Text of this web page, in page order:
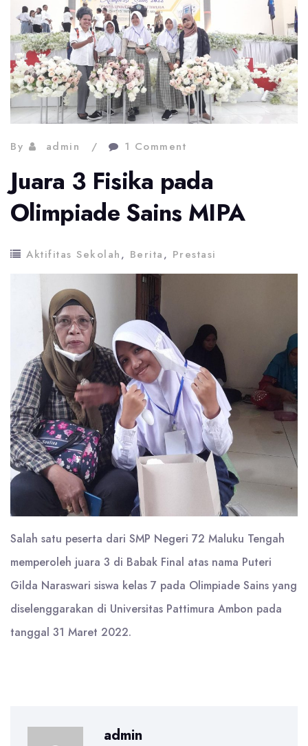
By admin 1 Comment
Juara 3 Fisika pada
Olimpiade Sains MIPA
Aktifitas Sekolah, Berita, Prestasi
Salah satu peserta dari SMP Negeri 72 Maluku Tengah
memperoleh juara 3 di Babak Final atas nama Puteri
Gilda Naraswari siswa kelas 7 pada Olimpiade Sains yang
diselenggarakan di Universitas Pattimura Ambon pada
tanggal 31 Maret 2022.
admin